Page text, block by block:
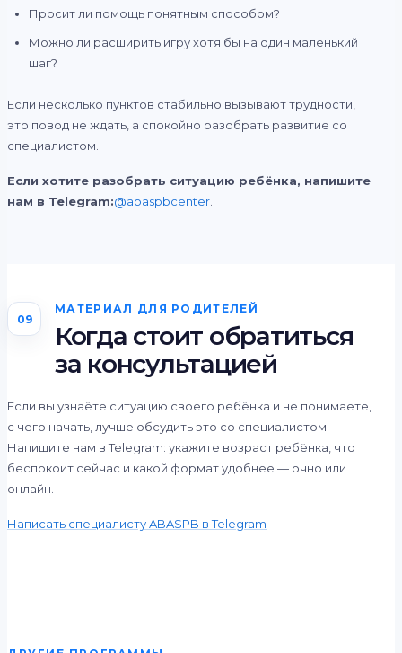
Просит ли помощь понятным способом?
Можно ли расширить игру хотя бы на один маленький
шаг?
Если несколько пунктов стабильно вызывают трудности,
это повод не ждать, а спокойно разобрать развитие со
специалистом.
Если хотите разобрать ситуацию ребёнка, напишите
нам в Telegram:@abaspbcenter
09
МАТЕРИАЛ ДЛЯ РОДИТЕЛЕЙ
Когда стоит обратиться
за консультацией
Если вы узнаёте ситуацию своего ребёнка и не понимаете,
с чего начать, лучше обсудить это со специалистом.
Напишите нам в Telegram: укажите возраст ребёнка, что
беспокоит сейчас и какой формат удобнее — очно или
онлайн.
Написать специалисту ABASPB в Telegram